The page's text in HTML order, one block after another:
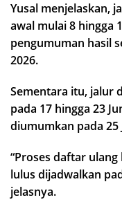
Yusal menjelaskan,
awal mulai 8 hingga
pengumuman hasil
2026.
Sementara itu, jalur
pada 17 hingga 23
diumumkan pada 25
“Proses daftar
lulus dijadwalkan
jelasnya.